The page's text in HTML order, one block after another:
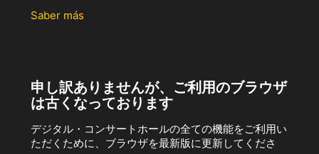
Saber más
申し訳ありませんが、ご利用のブラウザ
は古くなっております
デジタル・コンサートホールの全ての機能をご利用い
ただくために、ブラウザを最新版に更新してくださ